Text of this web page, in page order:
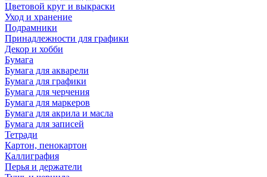
Цветовой круг и выкраски
Уход и хранение
Подрамники
Принадлежности для графики
Декор и хобби
Бумага
Бумага для акварели
Бумага для графики
Бумага для черчения
Бумага для маркеров
Бумага для акрила и масла
Бумага для записей
Тетради
Картон, пенокартон
Каллиграфия
Перья и держатели